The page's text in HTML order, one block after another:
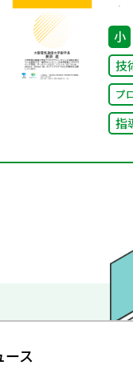
グ
小
技
プ
指
ース